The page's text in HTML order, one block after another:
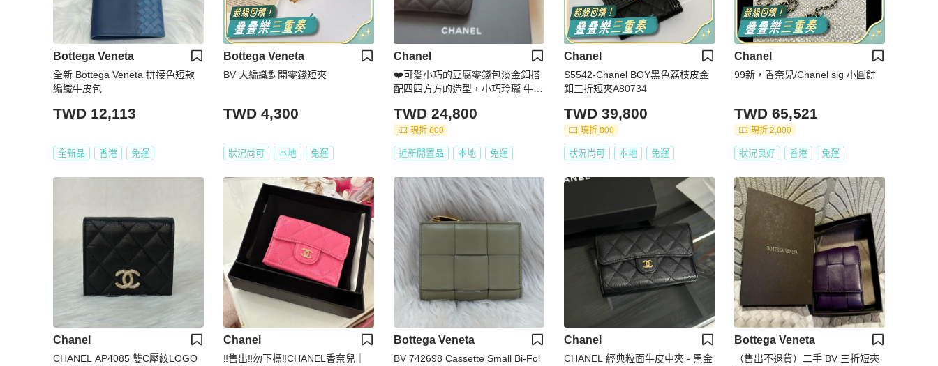
Bottega Veneta
全新 Bottega Veneta 拼接色短款
編織牛皮包
TWD 12,113
全新品 香港 免運
Bottega Veneta
BV 大編織對開零錢短夾
TWD 4,300
狀況尚可 本地 免運
Chanel
❤️可愛小巧的豆腐零錢包淡金釦搭
配四四方方的造型，小巧玲瓏 牛皮
活所需 #chanel #香奈儿 #零錢包
TWD 24,800
現折 800
近新閒置品 本地 免運
Chanel
S5542-Chanel BOY黑色荔枝皮金
釦三折短夾A80734
TWD 39,800
現折 800
狀況尚可 本地 免運
Chanel
99新，香奈兒/Chanel slg 小圓餅
TWD 65,521
現折 2,000
狀況良好 香港 免運
Chanel
CHANEL AP4085 雙C壓紋LOGO
Chanel
‼️售出‼️勿下標‼️CHANEL香奈兒｜
Bottega Veneta
BV 742698 Cassette Small Bi-Fol
Chanel
CHANEL 經典粒面牛皮中夾 - 黑金
Bottega Veneta
（售出不退貨）二手 BV 三折短夾